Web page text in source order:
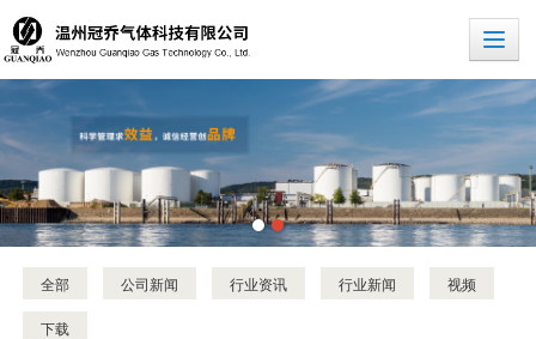
全部 公司新闻 行业资讯 行业新闻 视频
下载